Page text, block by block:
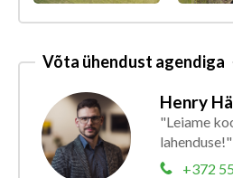
Võta ühendust agendiga
Henry
"Leiame
lahenduse!"
+372